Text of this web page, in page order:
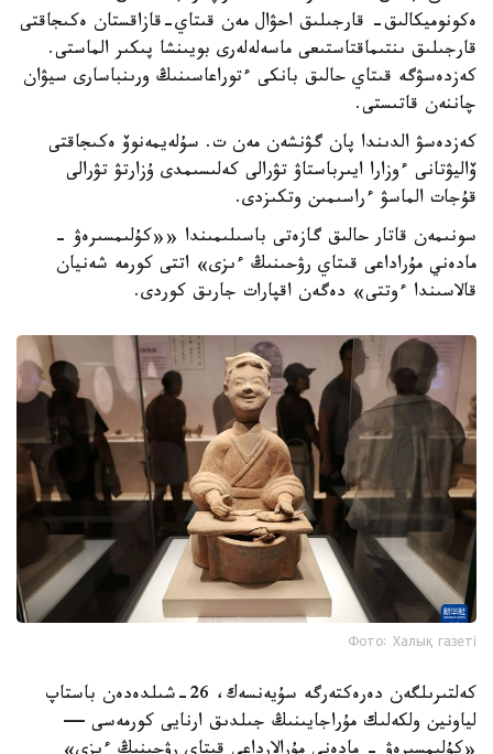
ەكونوميكالىق- قارجىلىق احۋال مەن قىتاي-قازاقستان ەكىجاقتى
قارجىلىق ىنتىماقتاستىعى ماسەلەلەرى بويىنشا پىكىر الماستى.
كەزدەسۋگە قىتاي حالىق بانكى ءتوراعاسىنىڭ ورىنباسارى سيۋان
چاننەن قاتىستى.
كەزدەسۋ الدىندا پان گۋنشەن مەن ت. سۇلەيمەنوۆ ەكىجاقتى
ۆاليۋتانى ءوزارا ايىرباستاۋ تۋرالى كەلىسىمدى ۇزارتۋ تۋرالى
قۇجات الماسۋ ءراسىمىن وتكىزدى.
سونىمەن قاتار حالىق گازەتى باسىلىمىندا ««كۇلىمسىرەۋ -
مادەني مۇراداعى قىتاي رۋحىنىڭ ءىزى» اتتى كورمە شەنيان
قالاسىندا ءوتتى» دەگەن اقپارات جارىق كوردى.
Фото: Халық газеті
كەلتىرىلگەن دەرەكتەرگە سۇيەنسەك، 26-شىلدەدەن باستاپ
لياونين ولكەلىك مۇراجايىنىڭ جىلدىق ارنايى كورمەسى —